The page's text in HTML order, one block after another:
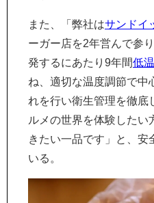
また、「弊社はサンドイ
ーガー店を2年営んで参
発するにあたり9年間低
ね、適切な温度調節で中
れを行い衛生管理を徹底
ルメの世界を体験した
きたい一品です」と、安
いる。